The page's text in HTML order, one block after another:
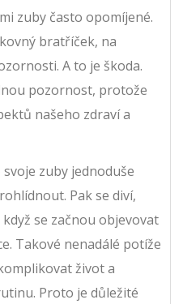
zuby často opomíjené.
bratříček, na
A to je škoda.
pozornost, protože
našeho zdraví a
zuby jednoduše
Pak se diví,
se začnou objevovat
Takové nenadálé potíže
život a
Proto je důležité